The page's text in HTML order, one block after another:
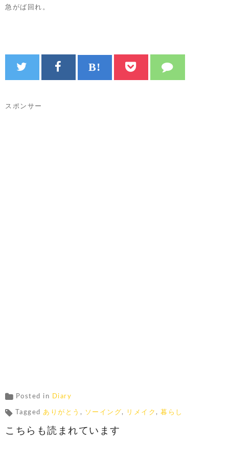
急がば回れ。
スポンサー
Posted in Diary
Tagged ありがとう , ソーイング, リメイク , 暮らし
こちらも読まれています